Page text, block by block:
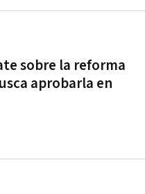
sobre la reforma
aprobarla en